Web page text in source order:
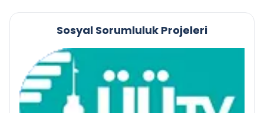
Sosyal Sorumluluk Projeleri